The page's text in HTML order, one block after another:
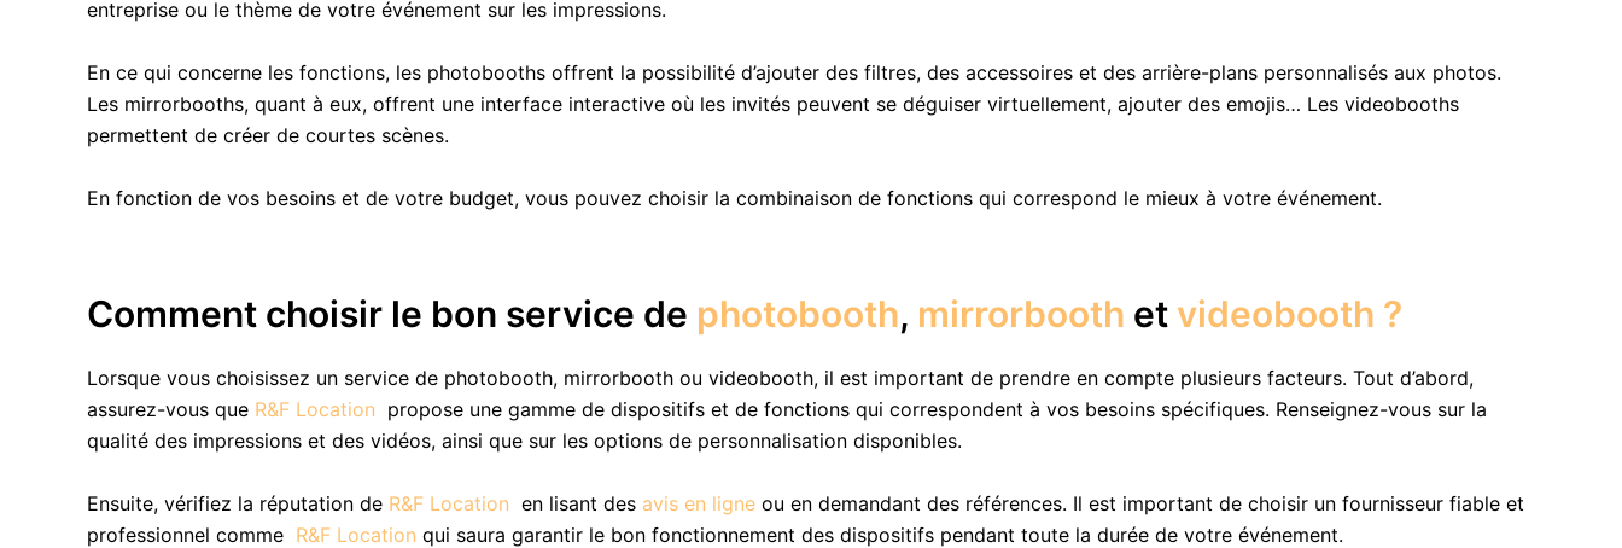
entreprise ou le thème de votre événement sur les impressions.
En ce qui concerne les fonctions, les photobooths offrent la possibilité d’ajouter des filtres, des accessoires et des arrière-plans personnalisés aux photos.
Les mirrorbooths, quant à eux, offrent une interface interactive où les invités peuvent se déguiser virtuellement, ajouter des emojis… Les videobooths
permettent de créer de courtes scènes.
En fonction de vos besoins et de votre budget, vous pouvez choisir la combinaison de fonctions qui correspond le mieux à votre événement.
Comment choisir le bon service de photobooth, mirrorbooth et videobooth ?
Lorsque vous choisissez un service de photobooth, mirrorbooth ou videobooth, il est important de prendre en compte plusieurs facteurs. Tout d’abord,
assurez-vous que R&F Location propose une gamme de dispositifs et de fonctions qui correspondent à vos besoins spécifiques. Renseignez-vous sur la
qualité des impressions et des vidéos, ainsi que sur les options de personnalisation disponibles.
Ensuite, vérifiez la réputation de R&F Location en lisant des avis en ligne ou en demandant des références. Il est important de choisir un fournisseur fiable et
professionnel comme R&F Location qui saura garantir le bon fonctionnement des dispositifs pendant toute la durée de votre événement.